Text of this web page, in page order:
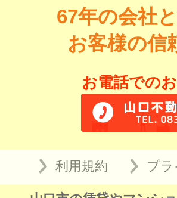
67年の会社
お客様の信
お電話での
利用規約 プ